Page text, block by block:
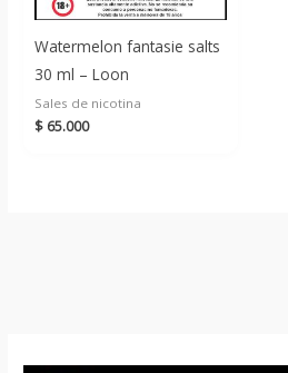
Watermelon fantasie salts
30 ml – Loon
Sales de nicotina
$ 65.000